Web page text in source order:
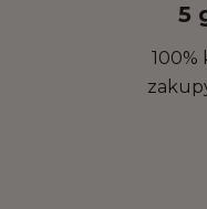
5
100%